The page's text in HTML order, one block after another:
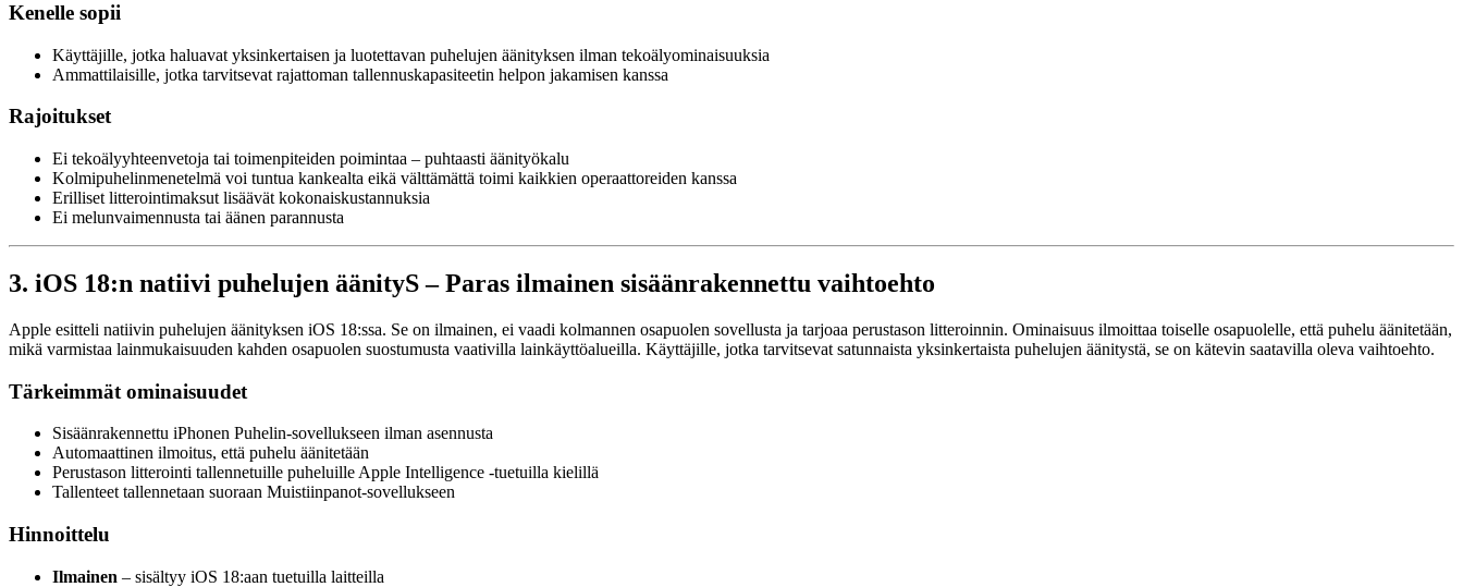
Kenelle sopii
Käyttäjille, jotka haluavat yksinkertaisen ja luotettavan puhelujen äänityksen ilman tekoälyominaisuuksia
Ammattilaisille, jotka tarvitsevat rajattoman tallennuskapasiteetin helpon jakamisen kanssa
Rajoitukset
Ei tekoälyyhteenvetoja tai toimenpiteiden poimintaa – puhtaasti äänityökalu
Kolmipuhelinmenetelmä voi tuntua kankealta eikä välttämättä toimi kaikkien operaattoreiden kanssa
Erilliset litterointimaksut lisäävät kokonaiskustannuksia
Ei melunvaimennusta tai äänen parannusta
3. iOS 18:n natiivi puhelujen äänityS – Paras ilmainen sisäänrakennettu vaihtoehto
Apple esitteli natiivin puhelujen äänityksen iOS 18:ssa. Se on ilmainen, ei vaadi kolmannen osapuolen sovellusta ja tarjoaa perustason litteroinnin. Ominaisuus ilmoittaa toiselle osapuolelle, että puhelu äänitetään,
mikä varmistaa lainmukaisuuden kahden osapuolen suostumusta vaativilla lainkäyttöalueilla. Käyttäjille, jotka tarvitsevat satunnaista yksinkertaista puhelujen äänitystä, se on kätevin saatavilla oleva vaihtoehto.
Tärkeimmät ominaisuudet
Sisäänrakennettu iPhonen Puhelin-sovellukseen ilman asennusta
Automaattinen ilmoitus, että puhelu äänitetään
Perustason litterointi tallennetuille puheluille Apple Intelligence -tuetuilla kielillä
Tallenteet tallennetaan suoraan Muistiinpanot-sovellukseen
Hinnoittelu
Ilmainen – sisältyy iOS 18:aan tuetuilla laitteilla